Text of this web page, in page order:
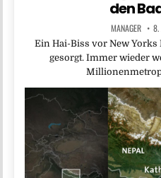
den
MANAGER 8.
Ein Hai-Biss vor New Yorks
gesorgt. Immer wieder